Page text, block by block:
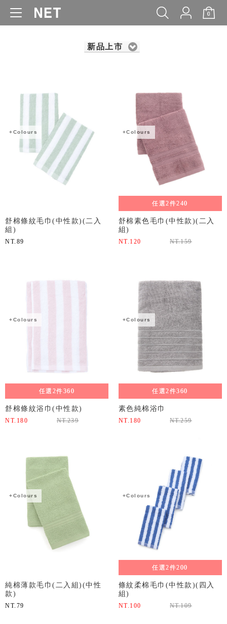
0
WOMEN MEN KIDS BABY
新品上市
+Colours
舒棉條紋毛巾(中性款)(二入
組)
NT. 89
+Colours
任選2件240
舒棉素色毛巾(中性款)(二入
組)
NT. 120 NT.159
+Colours
任選2件360
舒棉條紋浴巾(中性款)
NT. 180 NT.239
+Colours
任選2件360
素色純棉浴巾
NT. 180 NT.259
+Colours
純棉薄款毛巾(二入組)(中性
款)
NT. 79
+Colours
任選2件200
條紋柔棉毛巾(中性款)(四入
組)
NT. 100 NT.109